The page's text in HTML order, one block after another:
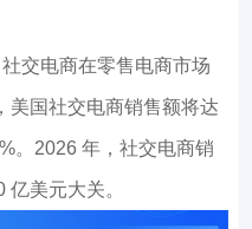
交电商在零售电商市场
美国社交电商销售额将达
。2026 年，社交电商销
美元大关。